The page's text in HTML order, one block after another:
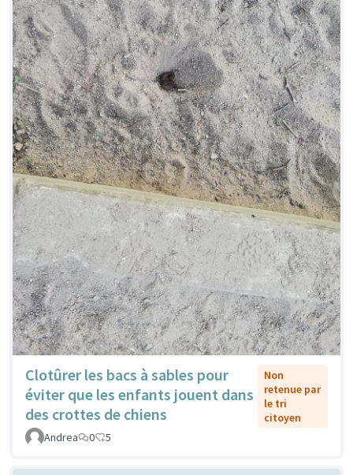
Clotûrer les bacs à sables pour
éviter que les enfants jouent dans
des crottes de chiens
Non
retenue par
le tri
citoyen
Andrea
0 5